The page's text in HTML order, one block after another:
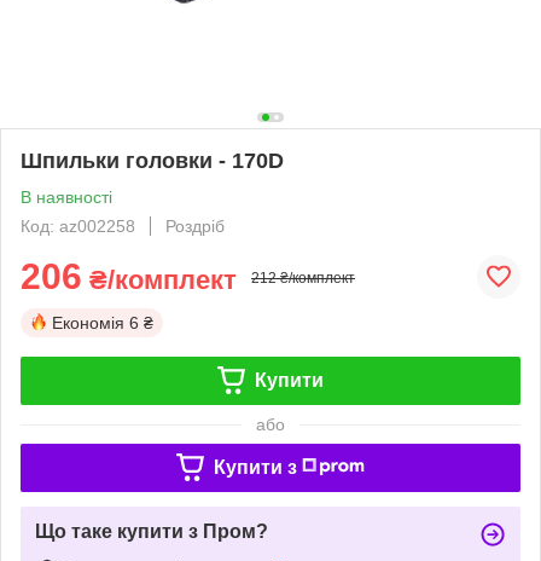
Шпильки головки - 170D
В наявності
Код: az002258
Роздріб
206 ₴/комплект 212 ₴/комплект
Економія 6 ₴
Купити
або
Купити з
Що таке купити з Пром?